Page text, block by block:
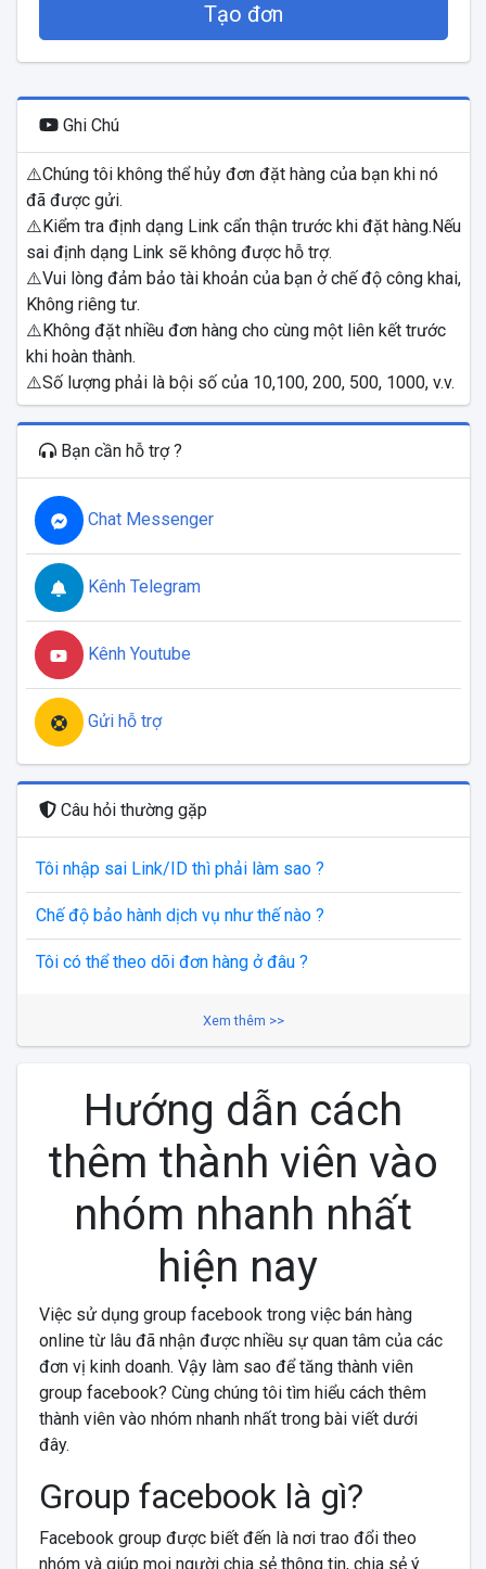
Tạo đơn
Ghi Chú
⚠️Chúng tôi không thể hủy đơn đặt hàng của bạn khi nó
đã được gửi.
⚠️Kiểm tra định dạng Link cẩn thận trước khi đặt hàng.Nếu
sai định dạng Link sẽ không được hỗ trợ.
⚠️Vui lòng đảm bảo tài khoản của bạn ở chế độ công khai,
Không riêng tư.
⚠️Không đặt nhiều đơn hàng cho cùng một liên kết trước
khi hoàn thành.
⚠️Số lượng phải là bội số của 10,100, 200, 500, 1000, v.v.
Bạn cần hỗ trợ ?
Chat Messenger
Kênh Telegram
Kênh Youtube
Gửi hỗ trợ
Câu hỏi thường gặp
Tôi nhập sai Link/ID thì phải làm sao ?
Chế độ bảo hành dịch vụ như thế nào ?
Tôi có thể theo dõi đơn hàng ở đâu ?
Xem thêm >>
Hướng dẫn cách
thêm thành viên vào
nhóm nhanh nhất
hiện nay
Việc sử dụng group facebook trong việc bán hàng
online từ lâu đã nhận được nhiều sự quan tâm của các
đơn vị kinh doanh. Vậy làm sao để tăng thành viên
group facebook? Cùng chúng tôi tìm hiểu cách thêm
thành viên vào nhóm nhanh nhất trong bài viết dưới
đây.
Group facebook là gì?
Facebook group được biết đến là nơi trao đổi theo
nhóm và giúp mọi người chia sẻ thông tin, chia sẻ ý